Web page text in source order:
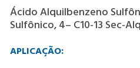
Ácido Alquilbenzeno
Sulfônico, 4– C10-13 Sec-
APLICAÇÃO: